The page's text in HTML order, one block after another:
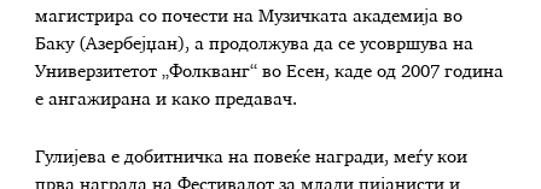
магистрира со почести на Музичката академија во
Баку (Азербејџан), а продолжува да се усовршува на
Универзитетот „Фолкванг“ во Есен, каде од 2007 година
е ангажирана и како предавач.
Гулијева е добитничка на повеќе награди, меѓу кои
прва награда на Фестивалот за млади пијанисти и